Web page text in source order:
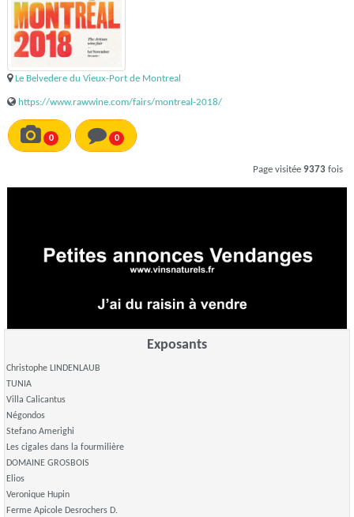
Le Belvedere du Vieux-Port de Montreal
https://www.rawwine.com/fairs/montreal-2018/
0 0
Page visitée 9373 fois
Exposants
Christophe LINDENLAUB
TUNIA
Villa Calicantus
Négondos
Stefano Amerighi
Les cigales dans la fourmilière
DOMAINE GROSBOIS
Elios
Veronique Hupin
Ferme Apicole Desrochers D.